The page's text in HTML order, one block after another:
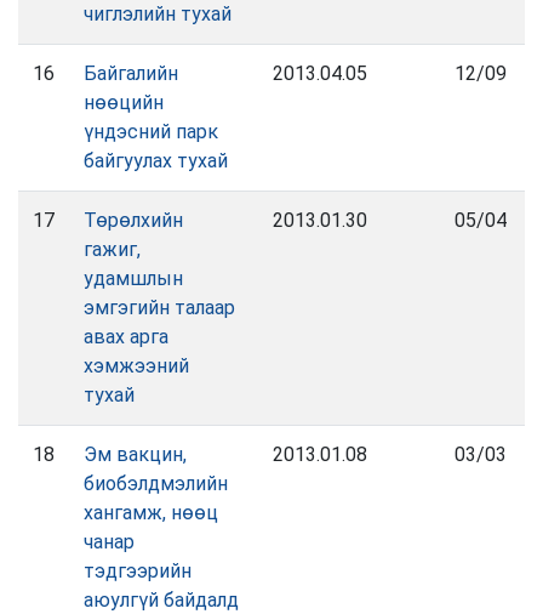
чиглэлийн тухай
16
Байгалийн
нөөцийн
үндэсний парк
байгуулах тухай
2013.04.05 12/09
17
Төрөлхийн
гажиг,
удамшлын
эмгэгийн талаар
авах арга
хэмжээний
тухай
2013.01.30 05/04
18
Эм вакцин,
биобэлдмэлийн
хангамж, нөөц
чанар
тэдгээрийн
аюулгүй байдалд
2013.01.08 03/03